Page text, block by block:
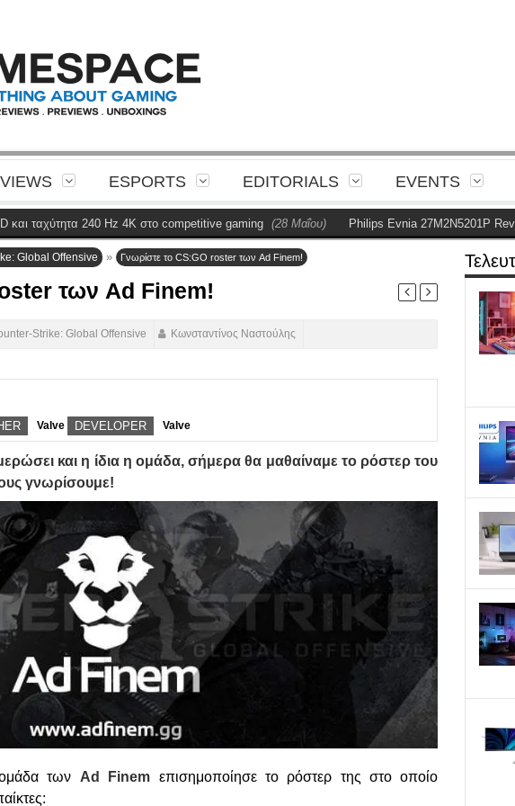
ESPORTS EDITORIALS EVENTS
240 Hz 4K στο competitive gaming (28 Μαΐου) Philips Evnia 27M2N5201P Review (28
Global Offensive » Γνωρίστε το CS:GO roster των Ad Finem!
των Ad Finem!
Strike: Global Offensive Κωνσταντίνος Ναστούλης
Valve DEVELOPER Valve
και η ίδια η ομάδα, σήμερα θα μαθαίναμε το ρόστερ του
γνωρίσουμε!
των Ad Finem επισημοποίησε το ρόστερ της στο οποίο